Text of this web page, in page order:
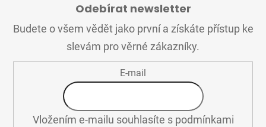
Odebírat newsletter
Budete o všem vědět jako první a získáte přístup ke
slevám pro věrné zákazníky.
E-mail
Vložením e-mailu souhlasíte s podmínkami